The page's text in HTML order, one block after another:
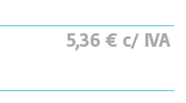
5,36 € c/ IVA